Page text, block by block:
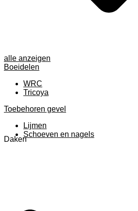
alle anzeigen
Boeidelen
WRC
Tricoya
Toebehoren gevel
Lijmen
Schoeven en nagels
Daken